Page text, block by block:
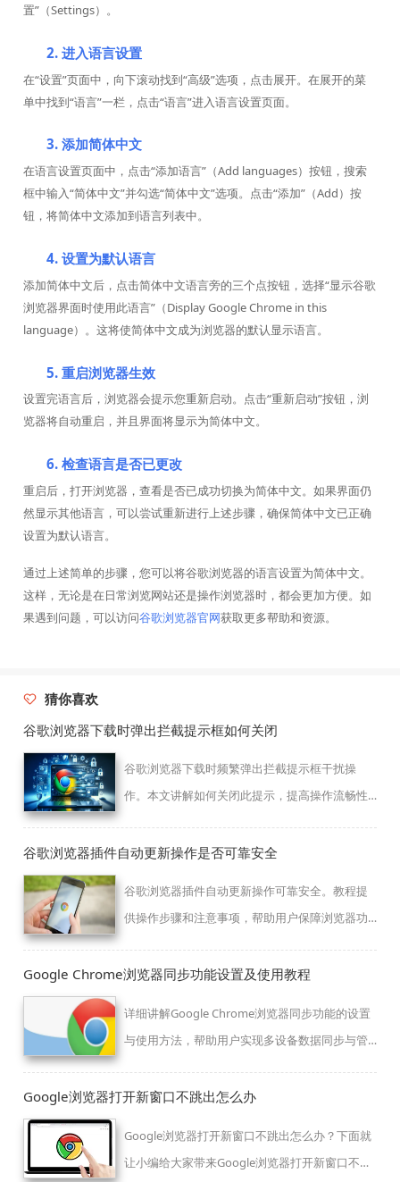
置”（Settings）。
2. 进入语言设置
在“设置”页面中，向下滚动找到“高级”选项，点击展开。在展开的菜
单中找到“语言”一栏，点击“语言”进入语言设置页面。
3. 添加简体中文
在语言设置页面中，点击“添加语言”（Add languages）按钮，搜索
框中输入“简体中文”并勾选“简体中文”选项。点击“添加”（Add）按
钮，将简体中文添加到语言列表中。
4. 设置为默认语言
添加简体中文后，点击简体中文语言旁的三个点按钮，选择“显示谷歌
浏览器界面时使用此语言”（Display Google Chrome in this
language）。这将使简体中文成为浏览器的默认显示语言。
5. 重启浏览器生效
设置完语言后，浏览器会提示您重新启动。点击“重新启动”按钮，浏
览器将自动重启，并且界面将显示为简体中文。
6. 检查语言是否已更改
重启后，打开浏览器，查看是否已成功切换为简体中文。如果界面仍
然显示其他语言，可以尝试重新进行上述步骤，确保简体中文已正确
设置为默认语言。
通过上述简单的步骤，您可以将谷歌浏览器的语言设置为简体中文。
这样，无论是在日常浏览网站还是操作浏览器时，都会更加方便。如
果遇到问题，可以访问谷歌浏览器官网获取更多帮助和资源。
猜你喜欢
谷歌浏览器下载时弹出拦截提示框如何关闭
谷歌浏览器下载时频繁弹出拦截提示框干扰操
作。本文讲解如何关闭此提示，提高操作流畅性
谷歌浏览器插件自动更新操作是否可靠安全
谷歌浏览器插件自动更新操作可靠安全。教程提
供操作步骤和注意事项，帮助用户保障浏览器功
Google Chrome浏览器同步功能设置及使用教程
详细讲解Google Chrome浏览器同步功能的设置
与使用方法，帮助用户实现多设备数据同步与管
Google浏览器打开新窗口不跳出怎么办
Google浏览器打开新窗口不跳出怎么办？下面就
让小编给大家带来Google浏览器打开新窗口不跳